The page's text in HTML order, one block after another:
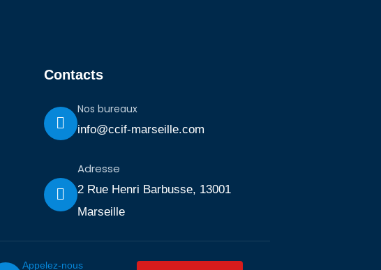
Contacts
Nos bureaux
info@ccif-marseille.com
Adresse
2 Rue Henri Barbusse, 13001
Marseille
Appelez-nous